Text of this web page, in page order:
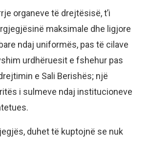
organeve të drejtësisë, t’i
maksimale dhe ligjore
ndaj uniformës, pas të cilave
urdhëruesit e fshehur pas
e Sali Berishës; një
i sulmeve ndaj institucioneve
duhet të kuptojnë se nuk